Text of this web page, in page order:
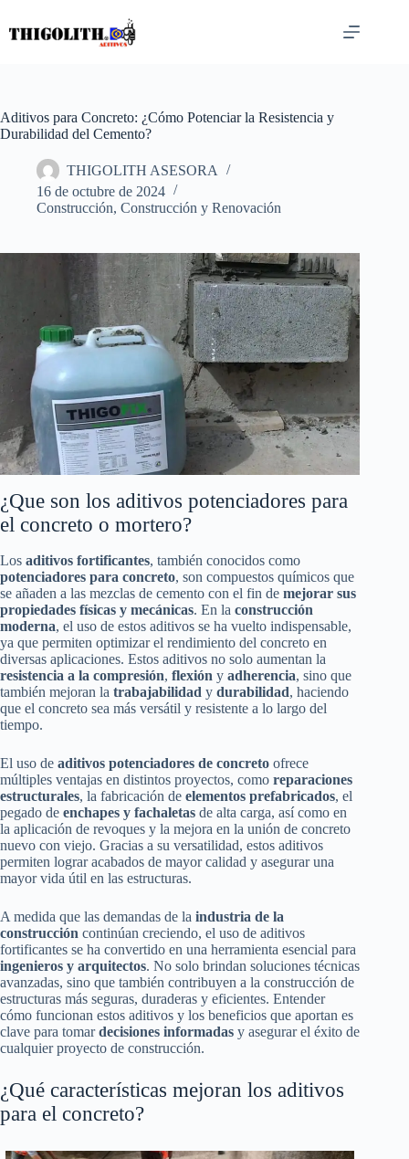
contenido
Aditivos para Concreto: ¿Cómo Potenciar la Resistencia y
Durabilidad del Cemento?
THIGOLITH ASESORA
16 de octubre de 2024
Construcción, Construcción y Renovación
¿Que son los aditivos potenciadores para
el concreto o mortero?
Los aditivos fortificantes, también conocidos como
potenciadores para concreto, son compuestos químicos que
se añaden a las mezclas de cemento con el fin de mejorar sus
propiedades físicas y mecánicas. En la construcción
moderna, el uso de estos aditivos se ha vuelto indispensable,
ya que permiten optimizar el rendimiento del concreto en
diversas aplicaciones. Estos aditivos no solo aumentan la
resistencia a la compresión, flexión y adherencia, sino que
también mejoran la trabajabilidad y durabilidad, haciendo
que el concreto sea más versátil y resistente a lo largo del
tiempo.
El uso de aditivos potenciadores de concreto ofrece
múltiples ventajas en distintos proyectos, como reparaciones
estructurales, la fabricación de elementos prefabricados, el
pegado de enchapes y fachaletas de alta carga, así como en
la aplicación de revoques y la mejora en la unión de concreto
nuevo con viejo. Gracias a su versatilidad, estos aditivos
permiten lograr acabados de mayor calidad y asegurar una
mayor vida útil en las estructuras.
A medida que las demandas de la industria de la
construcción continúan creciendo, el uso de aditivos
fortificantes se ha convertido en una herramienta esencial para
ingenieros y arquitectos. No solo brindan soluciones técnicas
avanzadas, sino que también contribuyen a la construcción de
estructuras más seguras, duraderas y eficientes. Entender
cómo funcionan estos aditivos y los beneficios que aportan es
clave para tomardecisiones informadas y asegurar el éxito de
cualquier proyecto de construcción.
¿Qué características mejoran los aditivos
para el concreto?